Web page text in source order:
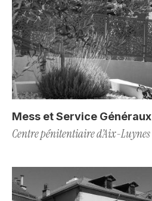
Mess et Service Généraux
Centre pénitentiaire d’Aix-Luynes